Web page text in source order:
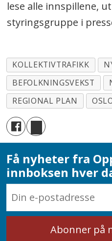
lese alle innspillene,
styringsgruppe i
KOLLEKTIVTRAFIKK
BEFOLKNINGSVEKST
REGIONAL PLAN
Få nyheter fra
innboksen hver